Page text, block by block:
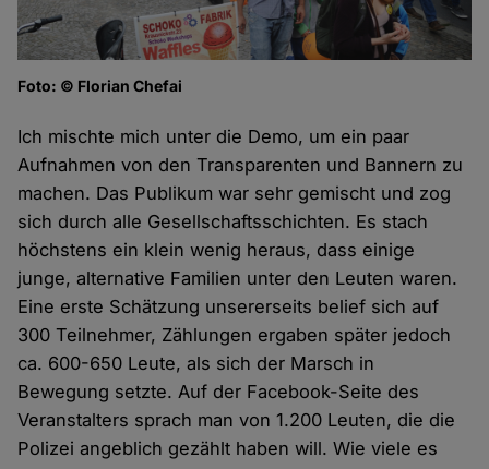
Foto: © Florian Chefai
Ich mischte mich unter die Demo, um ein paar
Aufnahmen von den Transparenten und Bannern zu
machen. Das Publikum war sehr gemischt und zog
sich durch alle Gesellschaftsschichten. Es stach
höchstens ein klein wenig heraus, dass einige
junge, alternative Familien unter den Leuten waren.
Eine erste Schätzung unsererseits belief sich auf
300 Teilnehmer, Zählungen ergaben später jedoch
ca. 600-650 Leute, als sich der Marsch in
Bewegung setzte. Auf der Facebook-Seite des
Veranstalters sprach man von 1.200 Leuten, die die
Polizei angeblich gezählt haben will. Wie viele es